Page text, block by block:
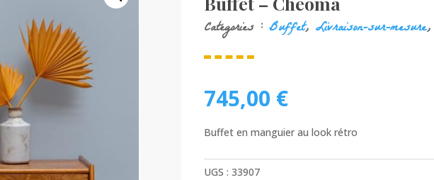
Catégories : Buffet, Livraison-sur-mesure,
745,00 €
Buffet en manguier au look rétro
UGS : 33907